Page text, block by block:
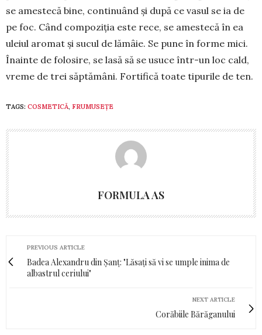
se ames­tecă bine, conti­nuând și după ce vasul se ia de
pe foc. Când com­po­ziția este rece, se amestecă în ea
ule­iul aro­mat și sucul de lămâie. Se pune în forme mici.
Înainte de folosire, se lasă să se usuce într-un loc cald,
vreme de trei săptămâni. Fortifică toate tipurile de ten.
TAGS: COSMETICĂ, FRUMUSEȚE
FORMULA AS
PREVIOUS ARTICLE
Badea Alexandru din Șanț: "Lăsați să vi se umple inima de
albastrul ceriului"
NEXT ARTICLE
Corăbiile Bărăganului